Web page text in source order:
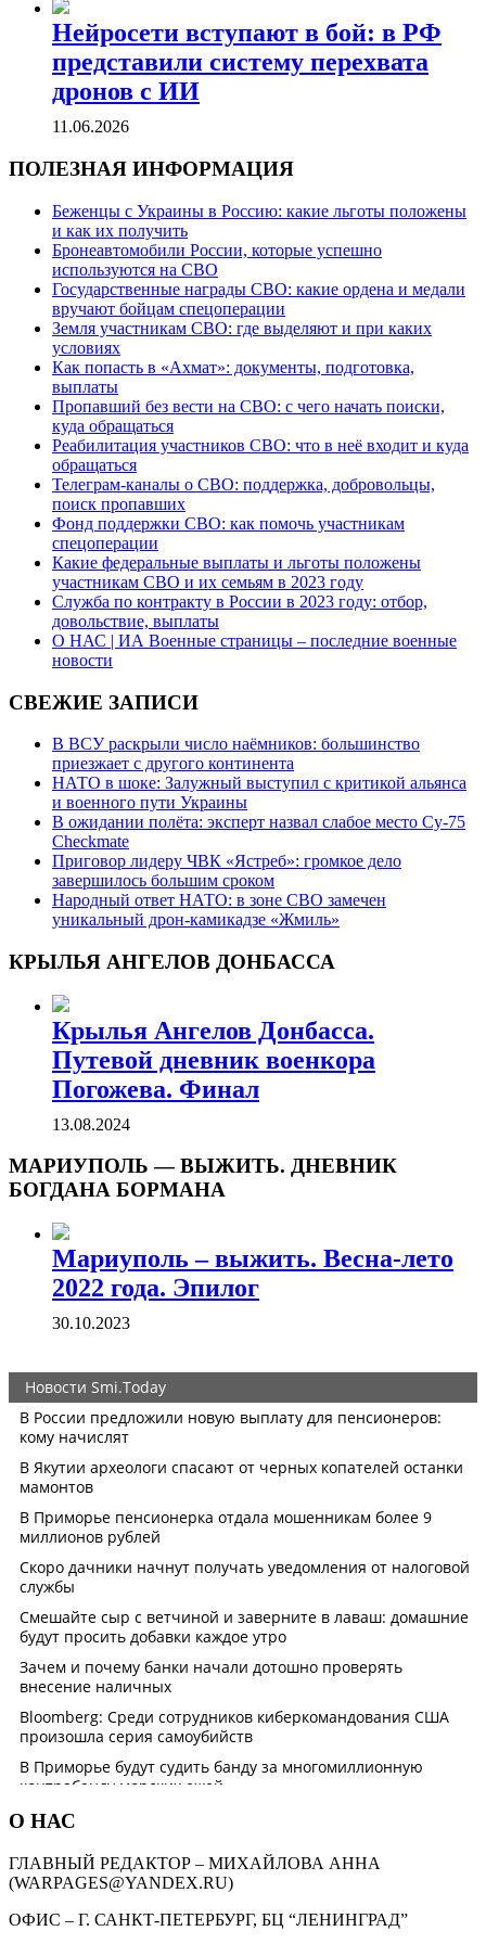
Нейросети вступают в бой: в РФ
представили систему перехвата
дронов с ИИ
11.06.2026
ПОЛЕЗНАЯ ИНФОРМАЦИЯ
Беженцы с Украины в Россию: какие льготы положены
и как их получить
Бронеавтомобили России, которые успешно
используются на СВО
Государственные награды СВО: какие ордена и медали
вручают бойцам спецоперации
Земля участникам СВО: где выделяют и при каких
условиях
Как попасть в «Ахмат»: документы, подготовка,
выплаты
Пропавший без вести на СВО: с чего начать поиски,
куда обращаться
Реабилитация участников СВО: что в неё входит и куда
обращаться
Телеграм-каналы о СВО: поддержка, добровольцы,
поиск пропавших
Фонд поддержки СВО: как помочь участникам
спецоперации
Какие федеральные выплаты и льготы положены
участникам СВО и их семьям в 2023 году
Служба по контракту в России в 2023 году: отбор,
довольствие, выплаты
О НАС | ИА Военные страницы – последние военные
новости
СВЕЖИЕ ЗАПИСИ
В ВСУ раскрыли число наёмников: большинство
приезжает с другого континента
НАТО в шоке: Залужный выступил с критикой альянса
и военного пути Украины
В ожидании полёта: эксперт назвал слабое место Су-75
Checkmate
Приговор лидеру ЧВК «Ястреб»: громкое дело
завершилось большим сроком
Народный ответ НАТО: в зоне СВО замечен
уникальный дрон-камикадзе «Жмиль»
КРЫЛЬЯ АНГЕЛОВ ДОНБАССА
Крылья Ангелов Донбасса.
Путевой дневник военкора
Погожева. Финал
13.08.2024
МАРИУПОЛЬ — ВЫЖИТЬ. ДНЕВНИК
БОГДАНА БОРМАНА
Мариуполь – выжить. Весна-лето
2022 года. Эпилог
30.10.2023
О НАС
ГЛАВНЫЙ РЕДАКТОР – МИХАЙЛОВА АННА
(WARPAGES@YANDEX.RU)
ОФИС – Г. САНКТ-ПЕТЕРБУРГ, БЦ “ЛЕНИНГРАД”